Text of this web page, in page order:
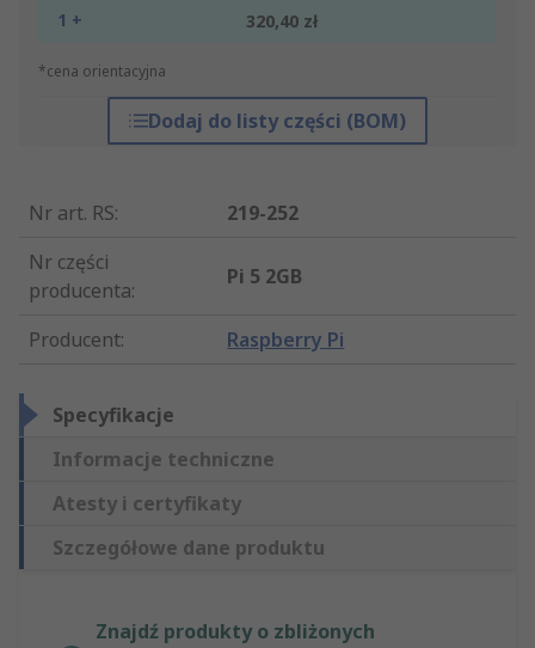
1 + 320,40 zł
*cena orientacyjna
Dodaj do listy części (BOM)
Nr art. RS:
219-252
Nr części
producenta:
Pi 5 2GB
Producent: Raspberry Pi
Specyfikacje
Informacje techniczne
Atesty i certyfikaty
Szczegółowe dane produktu
Znajdź produkty o zbliżonych